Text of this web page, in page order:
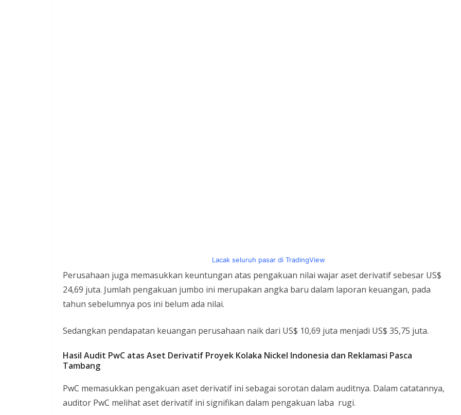
Lacak seluruh pasar di TradingView
Perusahaan juga memasukkan keuntungan atas pengakuan nilai wajar aset derivatif sebesar US$
24,69 juta. Jumlah pengakuan jumbo ini merupakan angka baru dalam laporan keuangan, pada
tahun sebelumnya pos ini belum ada nilai.
Sedangkan pendapatan keuangan perusahaan naik dari US$ 10,69 juta menjadi US$ 35,75 juta.
Hasil Audit PwC atas Aset Derivatif Proyek Kolaka Nickel Indonesia dan Reklamasi Pasca
Tambang
PwC memasukkan pengakuan aset derivatif ini sebagai sorotan dalam auditnya. Dalam catatannya,
auditor PwC melihat aset derivatif ini signifikan dalam pengakuan laba rugi.